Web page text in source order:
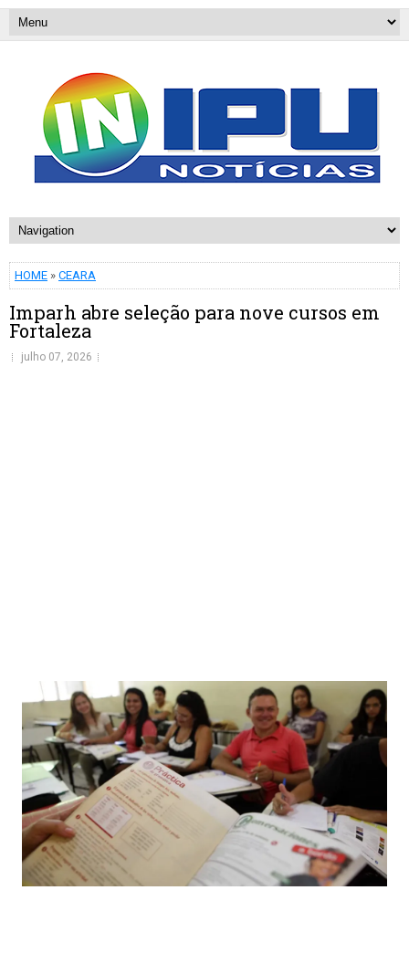
HOME » CEARA
Imparh abre seleção para nove cursos em
Fortaleza
julho 07, 2026